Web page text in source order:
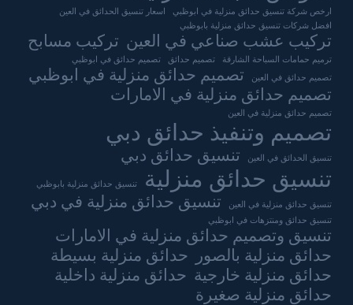
ارخص شركة تنسيق حدائق منزلية في ابوظبي
اسعار تنسيق الحدائق في العين
افضل شركات تنسيق حدائق منزلية بابوظبي
تركيب عشب صناعي في العين تركيب مسابح
ترميم حمامات السباحة الشارقة تصميم حدائق تصميم حدائق في ابوظبي
تصميم حدائق في العين
تصميم حدائق منزلية في ابوظبي
تصميم حدائق منزلية في الامارات
تصميم حدائق منزلية في العين
تصميم وتنفيذ حدائق دبي
تنسيق الحدائق في العين تنسيق حدائق دبي
تنسيق حدائق منزلية تنسيق حدائق منزلية بابوظبي
تنسيق حدائق منزلية في العين تنسيق حدائق منزلية في دبي
تنسيق حدائق ومنتزهات في ابوظبي
تنسيق وتصميم حدائق منزلية في الامارات
حدائق منزلية بالصور
حدائق منزلية بسيطة
حدائق منزلية خارجية حدائق منزلية داخلية
حدائق منزلية صغيرة